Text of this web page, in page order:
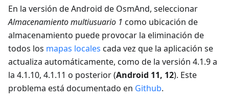
En la versión de Android de OsmAnd, seleccionar
Almacenamiento multiusuario 1 como ubicación de
almacenamiento puede provocar la eliminación de
todos los mapas locales cada vez que la aplicación se
actualiza automáticamente, como de la versión 4.1.9 a
la 4.1.10, 4.1.11 o posterior (Android 11, 12). Este
problema está documentado en Github.